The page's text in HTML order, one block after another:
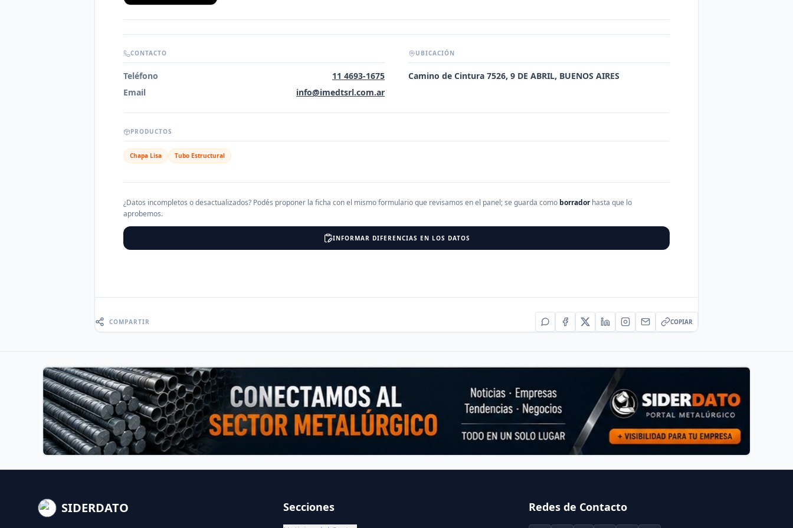
CONTACTO
Teléfono
11 4693-1675
Email
info@imedtsrl.com.ar
UBICACIÓN
Camino de Cintura 7526, 9 DE ABRIL, BUENOS AIRES
PRODUCTOS
Chapa Lisa Tubo Estructural
¿Datos incompletos o desactualizados? Podés proponer la ficha con el mismo formulario que revisamos en el panel; se guarda como borradorhasta que lo
aprobemos.
INFORMAR DIFERENCIAS EN LOS DATOS
COMPARTIR COPIAR
SIDERDATO Secciones Redes de Contacto